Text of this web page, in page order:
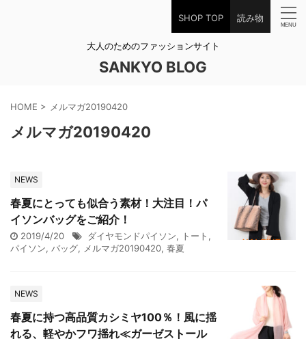
SHOP TOP 読み物
大人のためのファッションサイト
SANKYO BLOG
HOME > メルマガ20190420
メルマガ20190420
NEWS
春夏にとっても似合う素材！大注目！パ
イソンバッグをご紹介！
2019/4/20 ダイヤモンドパイソン, トート ,
パイソン, バッグ, メルマガ20190420, 春夏
NEWS
春夏に持つ高品質カシミヤ100％！風に揺
れる、軽やかフワ揺れ≪ガーゼストール